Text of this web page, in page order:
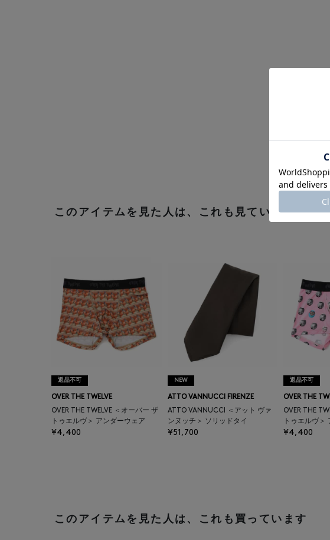
このアイテムを見た人は、これも見ています
返品不可
OVER THE TWELVE
OVER THE TWELVE ＜オーバー ザ
トゥエルヴ＞ アンダーウェア
¥4,400
NEW
ATTO VANNUCCI FIRENZE
ATTO VANNUCCI ＜アット ヴァ
ンヌッチ＞ ソリッドタイ
¥51,700
返品不可
OVER THE
OVER THE
トゥエルヴ＞
¥4,400
このアイテムを見た人は、これも買っています